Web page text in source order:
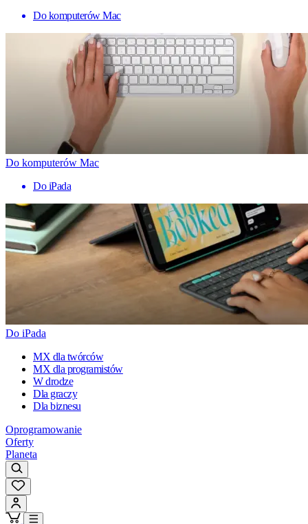
Do komputerów Mac
Do komputerów Mac
Do iPada
Do iPada
MX dla twórców
MX dla programistów
W drodze
Dla graczy
Dla biznesu
Oprogramowanie
Oferty
Planeta